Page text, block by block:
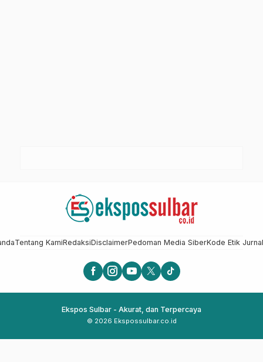
Tentang KamiRedaksiDisclaimerPedoman Media SiberKode Etik
Ekspos Sulbar - Akurat, dan Terpercaya
© 2026 Ekspossulbar.co.id